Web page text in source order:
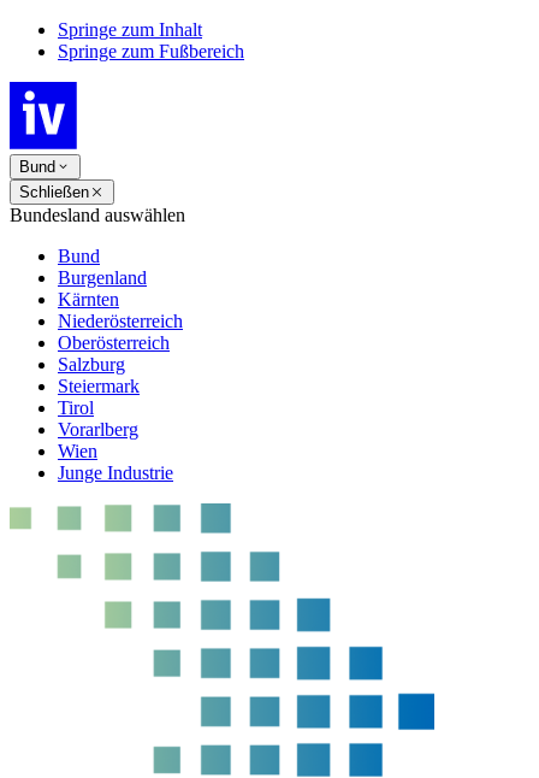
Springe zum Inhalt
Springe zum Fußbereich
Bund
Schließen
Bundesland auswählen
Bund
Burgenland
Kärnten
Niederösterreich
Oberösterreich
Salzburg
Steiermark
Tirol
Vorarlberg
Wien
Junge Industrie